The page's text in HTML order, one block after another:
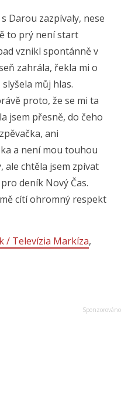
Darou zazpívaly, nese
to prý není start
vznikl spontánně v
zahrála, řekla mi o
můj hlas.
proto, že se mi ta
jsem přesně, do čeho
ani
a není mou touhou
ale chtěla jsem zpívat
deník Nový Čas.
cítí ohromný respekt
/ Televízia Markíza,